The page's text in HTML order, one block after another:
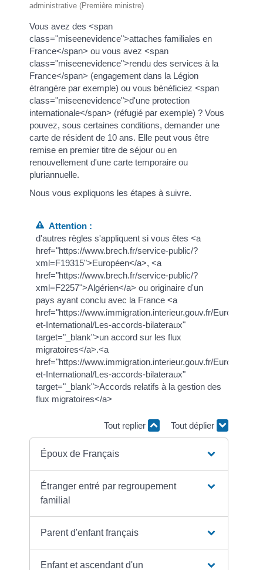
administrative (Première ministre)
Vous avez des <span
class="miseenevidence">attaches familiales en
France</span> ou vous avez <span
class="miseenevidence">rendu des services à la
France</span> (engagement dans la Légion
étrangère par exemple) ou vous bénéficiez <span
class="miseenevidence">d'une protection
internationale</span> (réfugié par exemple) ? Vous
pouvez, sous certaines conditions, demander une
carte de résident de 10 ans. Elle peut vous être
remise en premier titre de séjour ou en
renouvellement d'une carte temporaire ou
pluriannuelle.
Nous vous expliquons les étapes à suivre.
Attention :
d'autres règles s'appliquent si vous êtes <a
href="https://www.brech.fr/service-public/?
xml=F19315">Européen</a>, <a
href="https://www.brech.fr/service-public/?
xml=F2257">Algérien</a> ou originaire d'un
pays ayant conclu avec la France <a
href="https://www.immigration.interieur.gouv.fr/Europe-
et-International/Les-accords-bilateraux"
target="_blank">un accord sur les flux
migratoires</a>.<a
href="https://www.immigration.interieur.gouv.fr/Europe-
et-International/Les-accords-bilateraux"
target="_blank">Accords relatifs à la gestion des
flux migratoires</a>
Tout replier Tout déplier
Époux de Français
Étranger entré par regroupement
familial
Parent d'enfant français
Enfant et ascendant d'un